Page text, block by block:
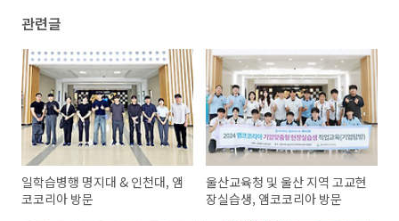
관련글
일학습병행 명지대 & 인천대, 앰
코코리아 방문
울산교육청 및 울산 지역 고교현
장실습생, 앰코코리아 방문